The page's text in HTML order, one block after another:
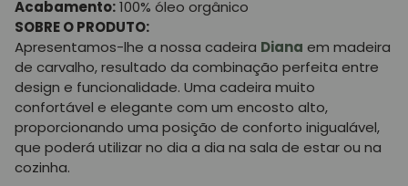
Acabamento:100% óleo orgânico
SOBRE O PRODUTO:
Apresentamos-lhe a nossa cadeira Diana em madeira
de carvalho, resultado da combinação perfeita entre
design e funcionalidade. Uma cadeira muito
confortável e elegante com um encosto alto,
proporcionando uma posição de conforto inigualável,
que poderá utilizar no dia a dia na sala de estar ou na
cozinha.